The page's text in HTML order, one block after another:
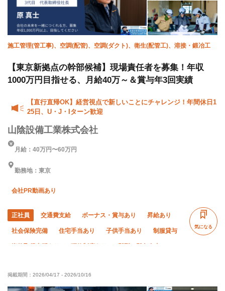
施工管理(管工事)、空調(配管)、空調(ダクト)、衛生(配管工)、溶接・鍛冶工
【東京新拠点の幹部候補】現場責任者を募集！年収
1000万円目指せる、月給40万～＆賞与年3回実績
【直行直帰OK】経営視点で新しいことにチャレンジ！年間休日1
25日、U・J・Iターン歓迎
山陰設備工業株式会社
月給：40万円〜60万円
勤務地：東京
会社PR動画あり
正社員 交通費支給 ボーナス・賞与あり 昇給あり
社会保険完備 住宅手当あり 子供手当あり 制服貸与
有資格者優遇 女性活躍中
気になる
掲載期間： 2026/04/17 - 2026/10/16